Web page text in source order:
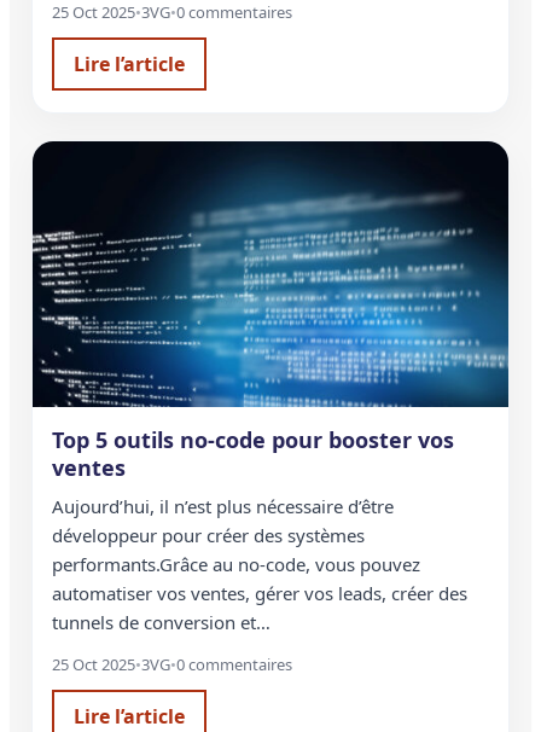
25 Oct 2025•3VG•0 commentaires
Lire l’article
Top 5 outils no-code pour booster vos
ventes
Aujourd’hui, il n’est plus nécessaire d’être
développeur pour créer des systèmes
performants.Grâce au no-code, vous pouvez
automatiser vos ventes, gérer vos leads, créer des
tunnels de conversion et…
25 Oct 2025•3VG•0 commentaires
Lire l’article